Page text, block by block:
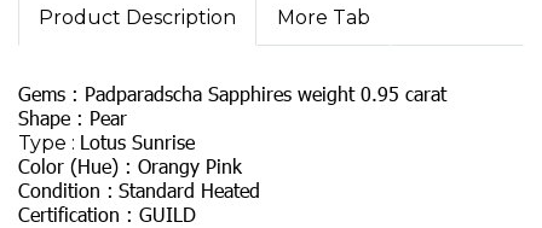
Product Description More Tab
Gems : Padparadscha Sapphires weight 0.95 carat
Shape : Pear
Type : Lotus Sunrise
Color (Hue) : Orangy Pink
Condition : Standard Heated
Certification : GUILD